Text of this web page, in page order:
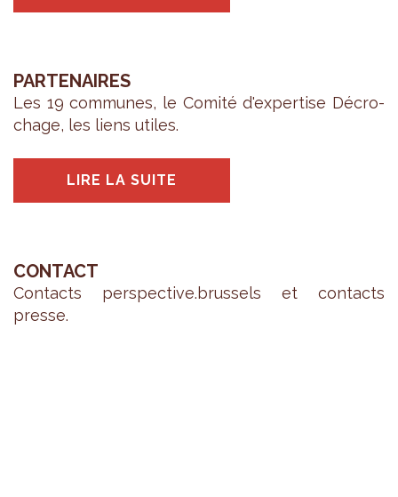
PARTENAIRES
Les 19 com­munes, le Comité d'ex­per­tise Décro­
chage, les liens utiles.
LIRE LA SUITE
CONTACT
Contacts pers­pec­tive.brus­sels et contacts
presse.